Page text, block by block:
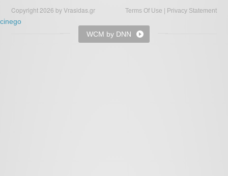
Terms Of Use | Privacy Statement
Copyright 2026 by Vrasidas.gr
WCM by DNN
cinego